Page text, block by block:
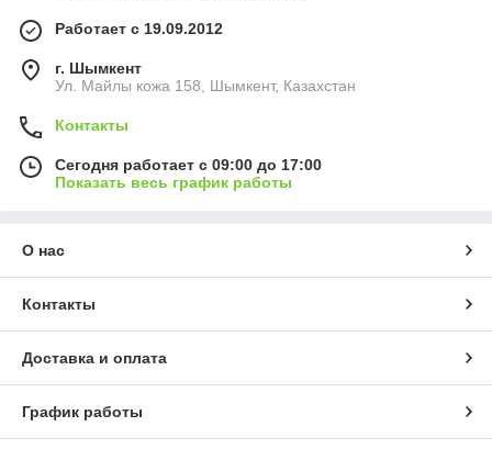
Работает с 19.09.2012
г. Шымкент
Ул. Майлы кожа 158, Шымкент, Казахстан
Контакты
Сегодня работает с 09:00 до 17:00
Показать весь график работы
О нас
Контакты
Доставка и оплата
График работы